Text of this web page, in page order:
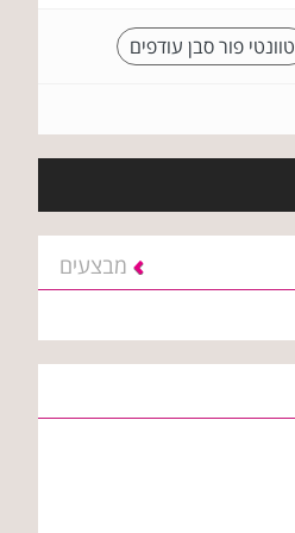
טוונטי פור סבן עודפים
מבצעים